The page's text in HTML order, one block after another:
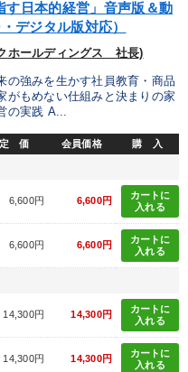
す日本的経営」音声版＆動
デジタル版対応）
ホールディングス 社長)
の強みを生かす社員教育・商品
がもめない仕組みと決まりの家
の実践 A...
定 価 会員価格 購 入
6,600円 6,600円
カートに
入れる
6,600円 6,600円
カートに
入れる
14,300円 14,300円
カートに
入れる
14,300円 14,300円
カートに
入れる